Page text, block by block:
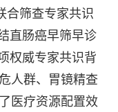
合筛查专家共识
直肠癌早筛早诊
权威专家共识背
人群、胃镜精查
医疗资源配置效